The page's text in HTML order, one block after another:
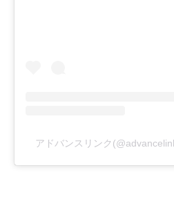
アドバンスリンク